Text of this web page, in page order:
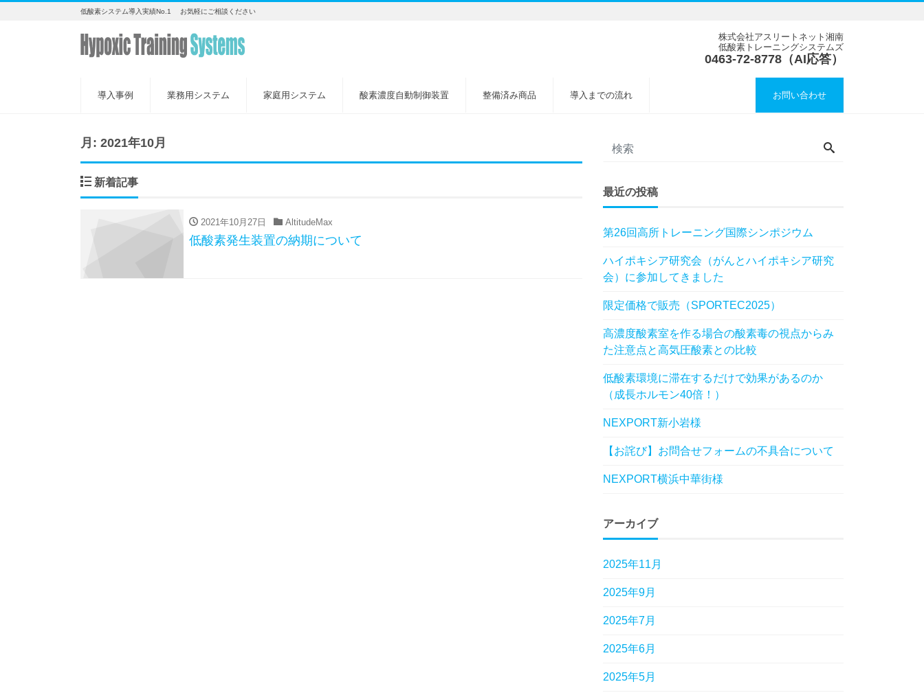
低酸素システム導入実績No.1 お気軽にご相談ください
株式会社アスリートネット湘南
低酸素トレーニングシステムズ
0463-72-8778（AI応答）
導入事例 業務用システム 家庭用システム 酸素濃度自動制御装置 整備済み商品 導入までの流れ お問い合わせ
月: 2021年10月
新着記事
2021年10月27日 AltitudeMax
低酸素発生装置の納期について
最近の投稿
第26回高所トレーニング国際シンポジウム
ハイポキシア研究会（がんとハイポキシア研究
会）に参加してきました
限定価格で販売（SPORTEC2025）
高濃度酸素室を作る場合の酸素毒の視点からみ
た注意点と高気圧酸素との比較
低酸素環境に滞在するだけで効果があるのか
（成長ホルモン40倍！）
NEXPORT新小岩様
【お詫び】お問合せフォームの不具合について
NEXPORT横浜中華街様
アーカイブ
2025年11月
2025年9月
2025年7月
2025年6月
2025年5月